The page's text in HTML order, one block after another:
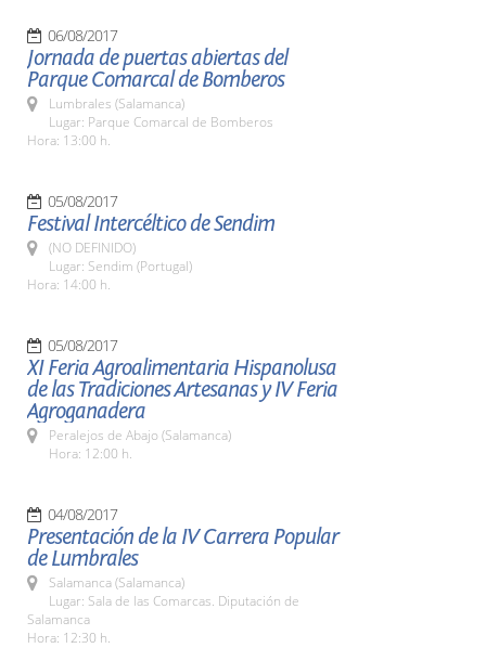
06/08/2017
Jornada de puertas abiertas del
Parque Comarcal de Bomberos
Lumbrales (Salamanca)
Lugar: Parque Comarcal de Bomberos
Hora: 13:00 h.
05/08/2017
Festival Intercéltico de Sendim
(NO DEFINIDO)
Lugar: Sendim (Portugal)
Hora: 14:00 h.
05/08/2017
XI Feria Agroalimentaria Hispanolusa
de las Tradiciones Artesanas y IV Feria
Agroganadera
Peralejos de Abajo (Salamanca)
Hora: 12:00 h.
04/08/2017
Presentación de la IV Carrera Popular
de Lumbrales
Salamanca (Salamanca)
Lugar: Sala de las Comarcas. Diputación de
Salamanca
Hora: 12:30 h.